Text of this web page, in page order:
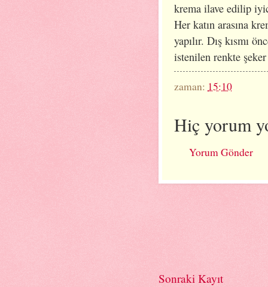
krema ilave edilip
Her katın arasına
yapılır. Dış kısmı
istenilen renkte
zaman: 15:10
Hiç yorum
Yorum Gönder
Sonraki Kayıt